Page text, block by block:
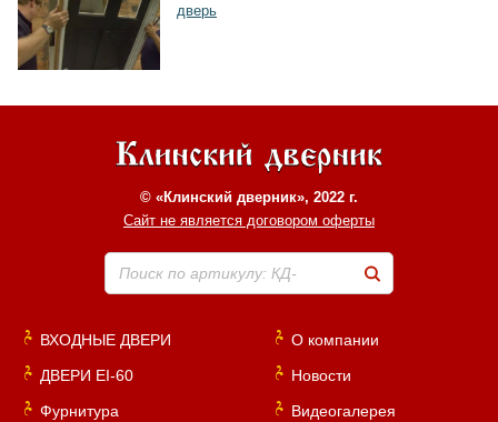
дверь
© «Клинский дверник», 2022 г.
Сайт не является договором оферты
Поиск по артикулу: КД-
ВХОДНЫЕ ДВЕРИ
ДВЕРИ EI-60
Фурнитура
О компании
Новости
Видеогалерея